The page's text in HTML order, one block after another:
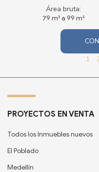
Área bruta:
79 m² a 99 m²
1
PROYECTOS EN VENTA
Todos los Inmuebles nuevos
El Poblado
Medellín